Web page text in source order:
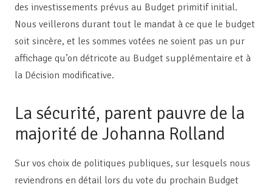
des investissements prévus au Budget primitif initial.
Nous veillerons durant tout le mandat à ce que le budget
soit sincère, et les sommes votées ne soient pas un pur
affichage qu’on détricote au Budget supplémentaire et à
la Décision modificative.
La sécurité, parent pauvre de la
majorité de Johanna Rolland
Sur vos choix de politiques publiques, sur lesquels nous
reviendrons en détail lors du vote du prochain Budget